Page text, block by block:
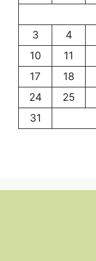
3
4
10
11
17
18
24
25
31